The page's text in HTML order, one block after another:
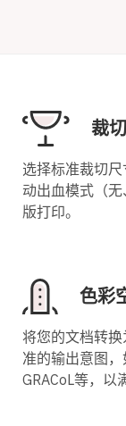
裁
选择标准裁切
动出血模式（
版打印。
色彩
将您的文档转
准的输出意图，
GRACoL等，以